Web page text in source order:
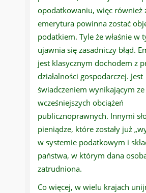
opodatkowaniu, więc również
emerytura powinna zostać
podatkiem. Tyle że właśnie w
ujawnia się zasadniczy błąd.
jest klasycznym dochodem z
działalności gospodarczej. Jest
świadczeniem wynikającym ze
wcześniejszych obciążeń
publicznoprawnych. Innymi
pieniądze, które zostały już
w systemie podatkowym i
państwa, w którym dana
zatrudniona.
Co więcej, w wielu krajach